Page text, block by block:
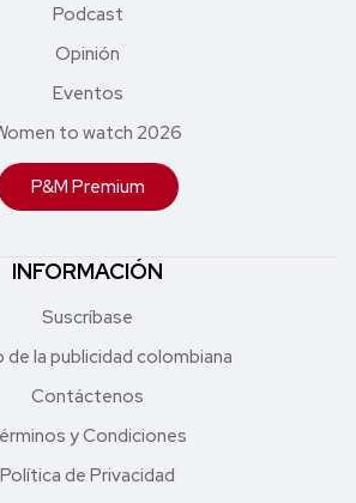
Podcast
Opinión
Eventos
to watch 2026
P&M Premium
INFORMACIÓN
Suscríbase
de la publicidad colombiana
Contáctenos
y Condiciones
Política de Privacidad